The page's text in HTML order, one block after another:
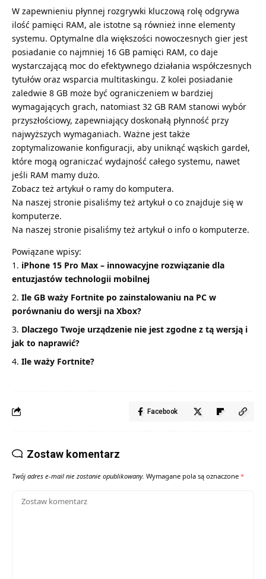
W zapewnieniu płynnej rozgrywki kluczową rolę odgrywa
ilość pamięci RAM, ale istotne są również inne elementy
systemu. Optymalne dla większości nowoczesnych gier jest
posiadanie co najmniej 16 GB pamięci RAM, co daje
wystarczającą moc do efektywnego działania współczesnych
tytułów oraz wsparcia multitaskingu. Z kolei posiadanie
zaledwie 8 GB może być ograniczeniem w bardziej
wymagających grach, natomiast 32 GB RAM stanowi wybór
przyszłościowy, zapewniający doskonałą płynność przy
najwyższych wymaganiach. Ważne jest także
zoptymalizowanie konfiguracji, aby uniknąć wąskich gardeł,
które mogą ograniczać wydajność całego systemu, nawet
jeśli RAM mamy dużo.
Zobacz też artykuł o ramy do komputera.
Na naszej stronie pisaliśmy też artykuł o co znajduje się w
komputerze.
Na naszej stronie pisaliśmy też artykuł o info o komputerze.
Powiązane wpisy:
iPhone 15 Pro Max – innowacyjne rozwiązanie dla
entuzjastów technologii mobilnej
Ile GB waży Fortnite po zainstalowaniu na PC w
porównaniu do wersji na Xbox?
Dlaczego Twoje urządzenie nie jest zgodne z tą wersją i
jak to naprawić?
Ile waży Fortnite?
Facebook
Zostaw komentarz
Twój adres e-mail nie zostanie opublikowany. Wymagane pola są oznaczone *